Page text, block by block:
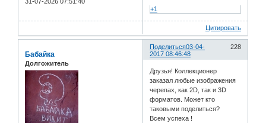
+1
Цитировать
Поделиться 228
03-04-
2017 08:46:48
Бабайка
Долгожитель
Друзья! Коллекционер
заказал любые изображения
черепах, как 2D, так и 3D
форматов. Может кто
таковыми поделиться?
Всем успеха !